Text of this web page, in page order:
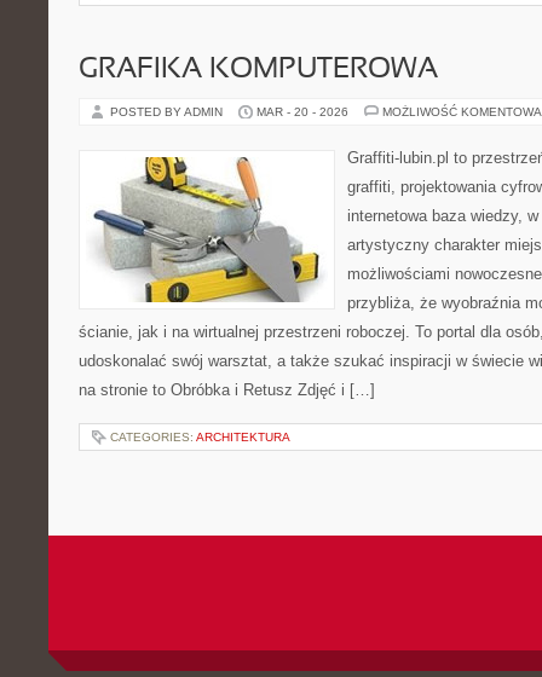
GRAFIKA KOMPUTEROWA
POSTED BY ADMIN MAR - 20 - 2026 MOŻLIWOŚĆ
Graffiti-lubin.pl to
graffiti, projektowania
internetowa baza wiedzy,
artystyczny charakter
możliwościami
przybliża, że wyobraźnia
ścianie, jak i na wirtualnej przestrzeni roboczej. To portal dla
udoskonalać swój warsztat, a także szukać inspiracji w świecie
na stronie to Obróbka i Retusz Zdjęć i […]
CATEGORIES: ARCHITEKTURA